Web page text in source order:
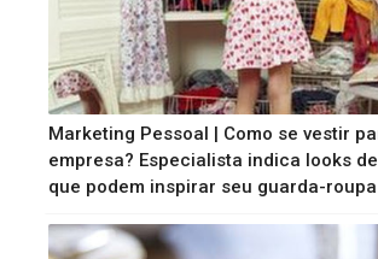
Marketing Pessoal | Como se vestir
empresa? Especialista indica looks
que podem inspirar seu guarda-roupa